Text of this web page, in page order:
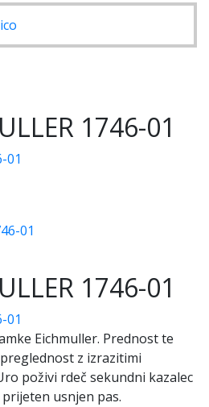
1746-01
01
1746-01
01
Eichmuller. Prednost te
z izrazitimi
poživi rdeč sekundni kazalec
usnjen pas.